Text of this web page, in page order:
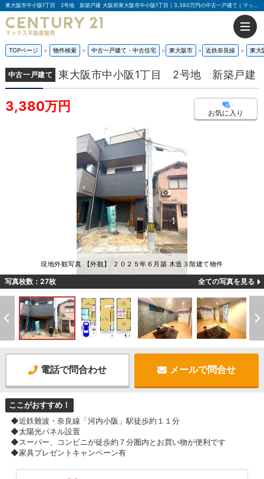
TOPページ 物件検索 中古一戸建て・中古住宅 東大阪市 近鉄奈良線 東大
中古一戸建て 東大阪市中小阪1丁目 2号地 新築戸建
3,380万円 お気に入り
現地外観写真 【外観】 ２０２５年６月築 木造３階建て物件
写真枚数：27枚 全ての写真を見る
電話で問合わせ メールで問合せ
ここがおすすめ！
◆近鉄難波・奈良線「河内小阪」駅徒歩約１１分
◆太陽光パネル設置
◆スーパー、コンビニが徒歩約７分圏内とお買い物が便利です
◆家具プレゼントキャンペーン有